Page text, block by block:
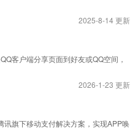
2025-8-14 更新
客户端分享页面到好友或QQ空间，
2026-1-23 更新
旗下移动支付解决方案，实现APP唤